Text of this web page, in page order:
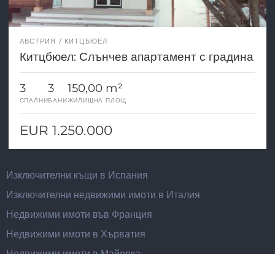
АВСТРИЯ КИТЦБЮЕЛ
Китцбюел: Слънчев апартамент с градина
3
СПАЛНИ
3
БАНИ
150,00 m²
ЖИЛИЩНА ПЛОЩ
EUR 1.250.000
Изключителни къщи в Испания
Изключителни недвижими имоти в Италия
Недвижими имоти във Франция
Недвижими имоти в Хърватия